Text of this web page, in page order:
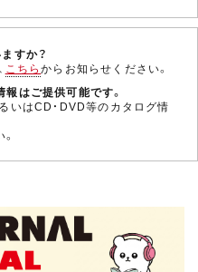
すか？
こちらからお知らせください。
はご提供可能です。
いはCD・DVD等のカタログ情